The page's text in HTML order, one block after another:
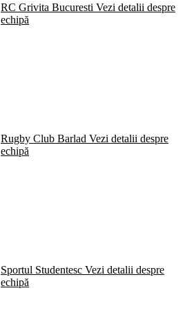
RC Grivita Bucuresti Vezi detalii despre
echipă
Rugby Club Barlad Vezi detalii despre
echipă
Sportul Studentesc Vezi detalii despre
echipă